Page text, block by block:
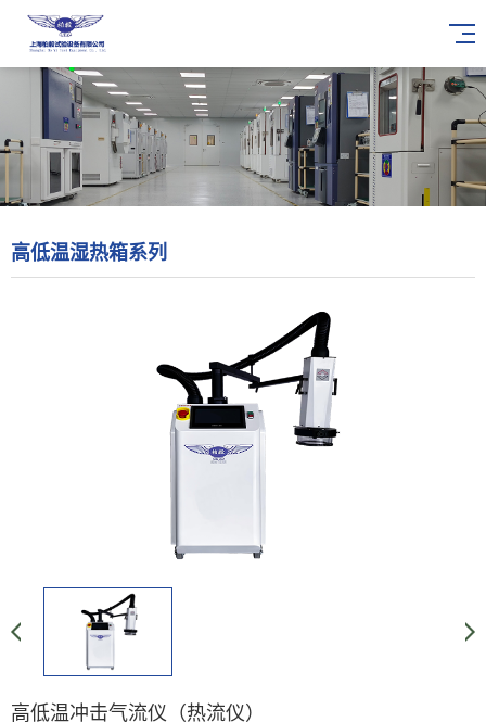
高低温湿热箱系列
高低温冲击气流仪（热流仪）